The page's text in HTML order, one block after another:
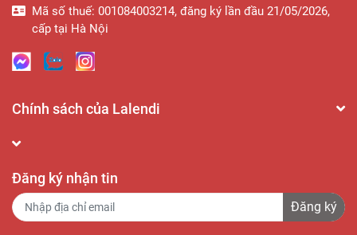
Mã số thuế: 001084003214, đăng ký lần đầu 21/05/2026,
cấp tại Hà Nội
Chính sách của Lalendi
Đăng ký nhận tin
Đăng ký